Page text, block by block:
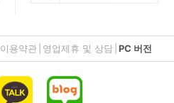
이용약관 영업제휴 및 상담 PC 버전